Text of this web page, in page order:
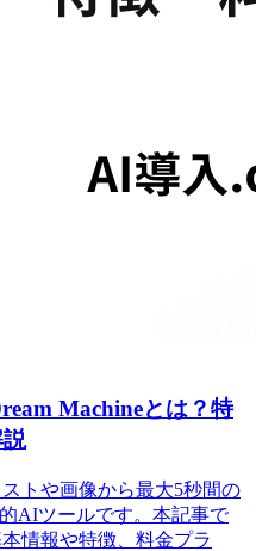
Machineとは？特
ストや画像から最大5秒間の
AIツールです。本記事で
本情報や特徴、料金プラ